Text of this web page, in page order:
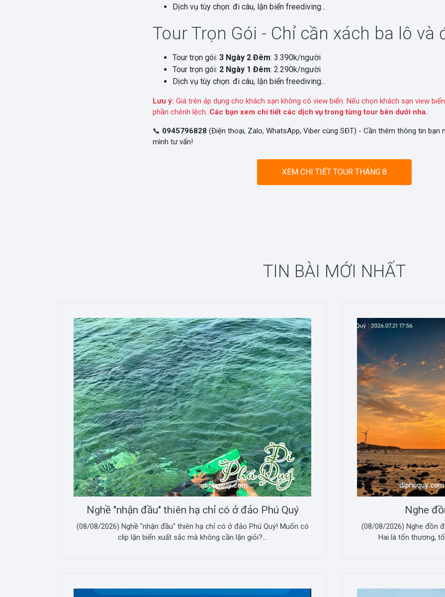
Dịch vụ tùy chọn: đi câu, lặn biển freediving...
Tour Trọn Gói - Chỉ cần xách ba lô và
Tour trọn gói: 3 Ngày 2 Đêm: 3.390k/người
Tour trọn gói: 2 Ngày 1 Đêm: 2.290k/người
Dịch vụ tùy chọn: đi câu, lặn biển freediving...
Lưu ý: Giá trên áp dụng cho khách sạn không có view biển. Nếu chọn khách sạn view
phần chênh lệch. Các bạn xem chi tiết các dịch vụ trong từng tour bên dưới nha.
📞 0945796828 (Điện thoại, Zalo, WhatsApp, Viber cùng SĐT) - Cần thêm thông tin bạn
mình tư vấn!
XEM CHI TIẾT TOUR THÁNG 8
TIN BÀI MỚI NHẤT
Nghề "nhận đầu" thiên hạ chỉ có ở đảo Phú Quý
(08/08/2026) Nghề "nhận đầu" thiên hạ chỉ có ở đảo Phú Quý! Muốn có
clip lặn biển xuất sắc mà không cần lặn giỏi?...
Nghe
(08/08/2026) Nghe đồn
Hai là tốn thương,